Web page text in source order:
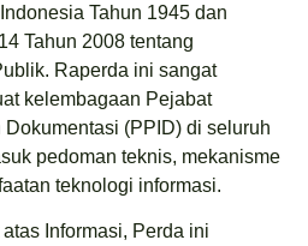
Tahun 1945 dan
Tahun 2008 tentang
Raperda ini sangat
kelembagaan Pejabat
(PPID) di seluruh
pedoman teknis, mekanisme
teknologi informasi.
Informasi, Perda ini